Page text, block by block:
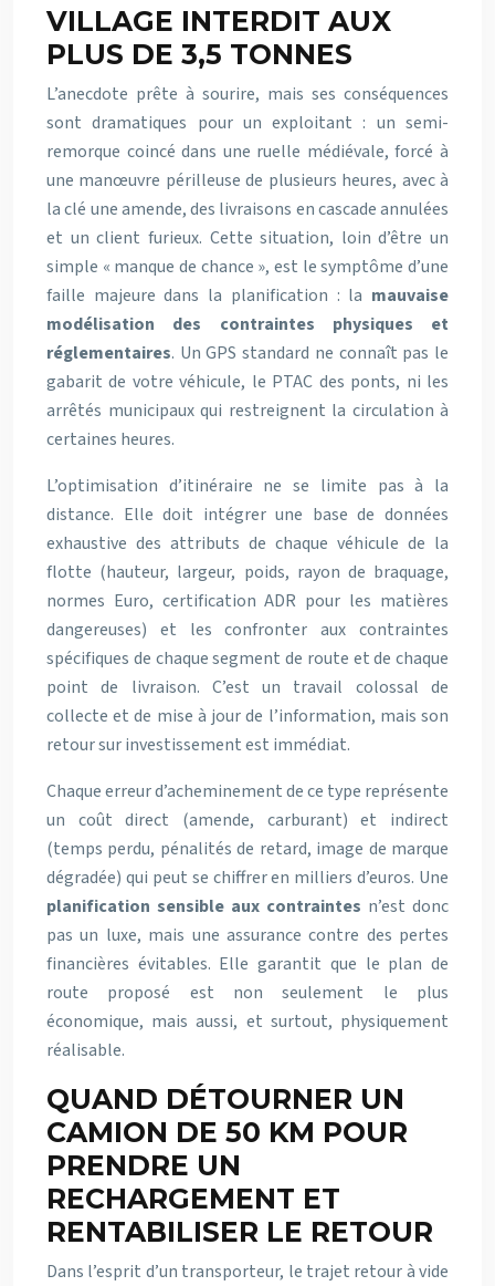
VILLAGE INTERDIT AUX
PLUS DE 3,5 TONNES
L’anecdote prête à sourire, mais ses conséquences
sont dramatiques pour un exploitant : un semi-
remorque coincé dans une ruelle médiévale, forcé à
une manœuvre périlleuse de plusieurs heures, avec à
la clé une amende, des livraisons en cascade annulées
et un client furieux. Cette situation, loin d’être un
simple « manque de chance », est le symptôme d’une
faille majeure dans la planification : la mauvaise
modélisation des contraintes physiques et
réglementaires. Un GPS standard ne connaît pas le
gabarit de votre véhicule, le PTAC des ponts, ni les
arrêtés municipaux qui restreignent la circulation à
certaines heures.
L’optimisation d’itinéraire ne se limite pas à la
distance. Elle doit intégrer une base de données
exhaustive des attributs de chaque véhicule de la
flotte (hauteur, largeur, poids, rayon de braquage,
normes Euro, certification ADR pour les matières
dangereuses) et les confronter aux contraintes
spécifiques de chaque segment de route et de chaque
point de livraison. C’est un travail colossal de
collecte et de mise à jour de l’information, mais son
retour sur investissement est immédiat.
Chaque erreur d’acheminement de ce type représente
un coût direct (amende, carburant) et indirect
(temps perdu, pénalités de retard, image de marque
dégradée) qui peut se chiffrer en milliers d’euros. Une
planification sensible aux contraintes n’est donc
pas un luxe, mais une assurance contre des pertes
financières évitables. Elle garantit que le plan de
route proposé est non seulement le plus
économique, mais aussi, et surtout, physiquement
réalisable.
QUAND DÉTOURNER UN
CAMION DE 50 KM POUR
PRENDRE UN
RECHARGEMENT ET
RENTABILISER LE RETOUR
Dans l’esprit d’un transporteur, le trajet retour à vide